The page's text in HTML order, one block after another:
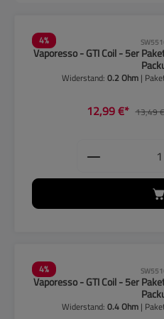
4%
Vaporesso - GTI Coil - 5er
Widerstand:0.2 Ohm |
12,99 €* 13,49
Produkt
4%
Vaporesso - GTI Coil - 5er
Widerstand:0.4 Ohm |